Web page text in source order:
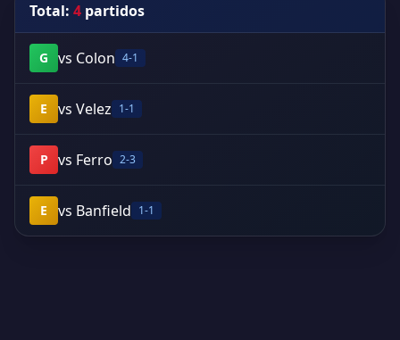
Total: 4 partidos
G vs Colon 4-1
E vs Velez 1-1
P vs Ferro 2-3
E vs Banfield 1-1